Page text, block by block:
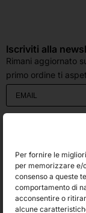
Per fornire le
per memorizzare e/
consenso a queste
comportamento di
acconsentire o
alcune
Iscriviti alla
Rimani aggiornato
primo ordine ti
accetti che i
Accetto le
ISCRIVITI
Spedizioni